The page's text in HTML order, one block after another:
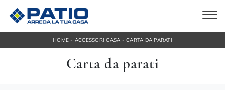
HOME - ACCESSORI CASA -CARTA DA PARATI
Carta da parati